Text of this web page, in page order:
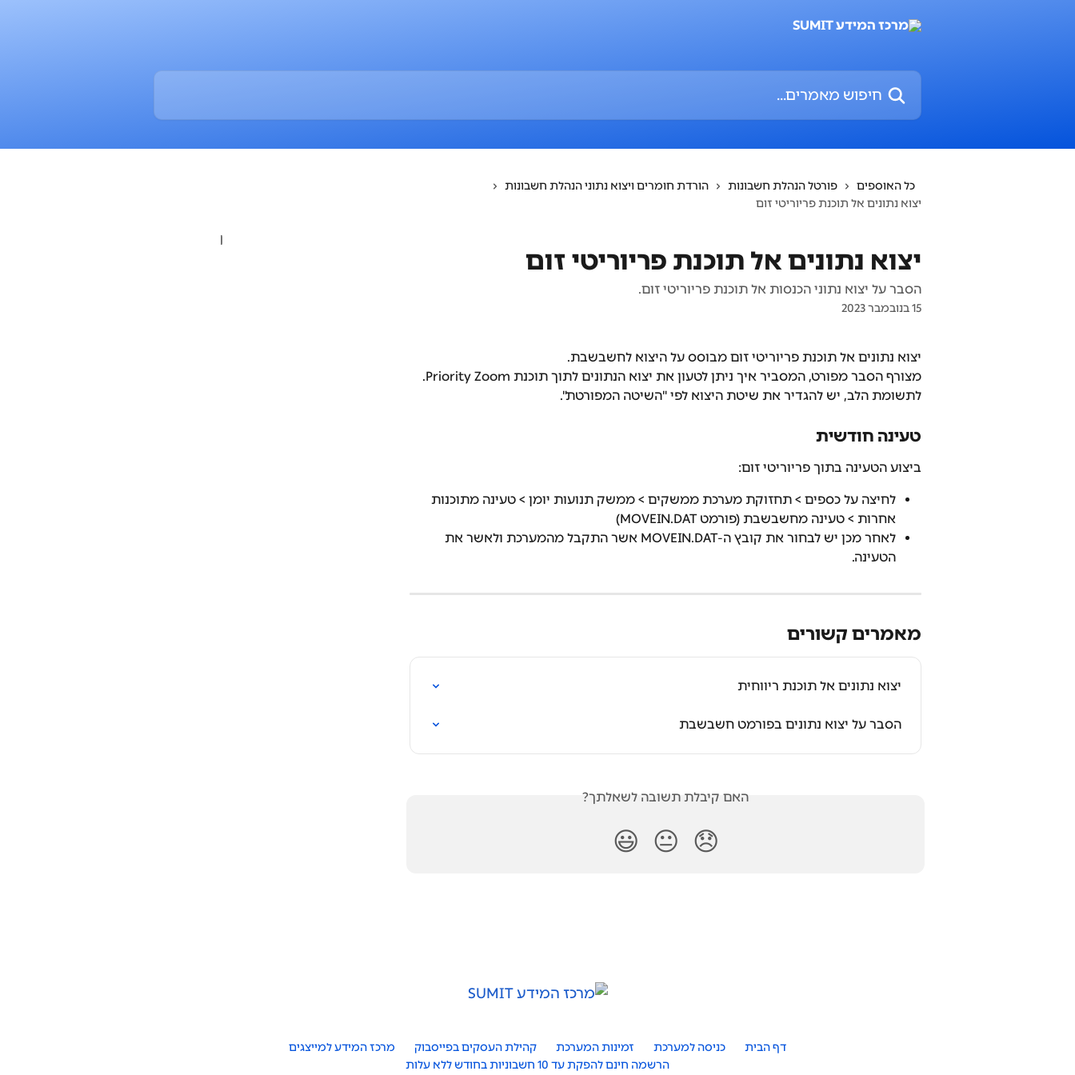
חיפוש מאמרים...
כל האוספים פורטל הנהלת חשבונות
הורדת חומרים ויצוא נתוני הנהלת חשבונות
יצוא נתונים אל תוכנת פריוריטי זום
יצוא נתונים אל תוכנת פריוריטי זום
הסבר על יצוא נתוני הכנסות אל תוכנת פריוריטי זום.
15 בנובמבר 2023
יצוא נתונים אל תוכנת פריוריטי זום מבוסס על היצוא לחשבשבת.
מצורף הסבר מפורט, המסביר איך ניתן לטעון את יצוא הנתונים לתוך תוכנת Priority Zoom.
לתשומת הלב, יש להגדיר את שיטת היצוא לפי "השיטה המפורטת".
טעינה חודשית
ביצוע הטעינה בתוך פריוריטי זום:
לחיצה על כספים > תחזוקת מערכת ממשקים > ממשק תנועות יומן > טעינה מתוכנות
אחרות > טעינה מחשבשבת (פורמט MOVEIN.DAT)
לאחר מכן יש לבחור את קובץ ה-MOVEIN.DAT אשר התקבל מהמערכת ולאשר את
הטעינה.
מאמרים קשורים
יצוא נתונים אל תוכנת ריווחית
הסבר על יצוא נתונים בפורמט חשבשבת
האם קיבלת תשובה לשאלתך?
😞
😐
😃
דף הבית כניסה למערכת זמינות המערכת קהילת העסקים בפייסבוק
מרכז המידע למייצגים
הרשמה חינם להפקת עד 10 חשבוניות בחודש ללא עלות